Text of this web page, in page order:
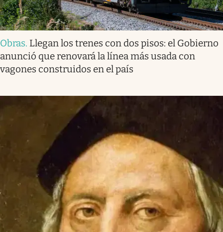
Obras. Llegan los trenes con dos pisos: el Gobierno
anunció que renovará la línea más usada con
vagones construidos en el país